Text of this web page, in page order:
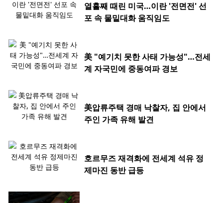
열흘째 때린 미국…이란 '전면전' 선
포 속 물밑대화 움직임도
美 "예기치 못한 사태 가능성"…전세
계 자국민에 중동여파 경보
美압류주택 경매 낙찰자, 집 안에서
주인 가족 유해 발견
호르무즈 재격화에 전세계 석유 정
제마진 동반 급등